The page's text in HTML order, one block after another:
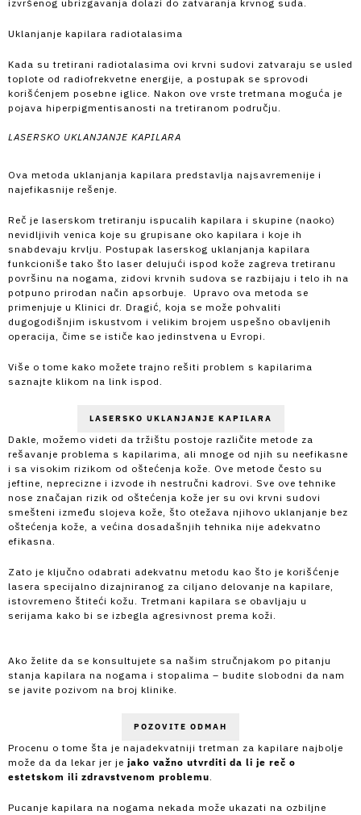
izvršenog ubrizgavanja dolazi do zatvaranja krvnog suda.
Uklanjanje kapilara radiotalasima
Kada su tretirani radiotalasima ovi krvni sudovi zatvaraju se usled
toplote od radiofrekvetne energije, a postupak se sprovodi
korišćenjem posebne iglice. Nakon ove vrste tretmana moguća je
pojava hiperpigmentisanosti na tretiranom području.
LASERSKO UKLANJANJE KAPILARA
Ova metoda uklanjanja kapilara predstavlja najsavremenije i
najefikasnije rešenje.
Reč je laserskom tretiranju ispucalih kapilara i skupine (naoko)
nevidljivih venica koje su grupisane oko kapilara i koje ih
snabdevaju krvlju. Postupak laserskog uklanjanja kapilara
funkcioniše tako što laser delujući ispod kože zagreva tretiranu
površinu na nogama, zidovi krvnih sudova se razbijaju i telo ih na
potpuno prirodan način apsorbuje. Upravo ova metoda se
primenjuje u Klinici dr. Dragić, koja se može pohvaliti
dugogodišnjim iskustvom i velikim brojem uspešno obavljenih
operacija, čime se ističe kao jedinstvena u Evropi.
Više o tome kako možete trajno rešiti problem s kapilarima
saznajte klikom na link ispod.
LASERSKO UKLANJANJE KAPILARA
Dakle, možemo videti da tržištu postoje različite metode za
rešavanje problema s kapilarima, ali mnoge od njih su neefikasne
i sa visokim rizikom od oštećenja kože. Ove metode često su
jeftine, neprecizne i izvode ih nestručni kadrovi. Sve ove tehnike
nose značajan rizik od oštećenja kože jer su ovi krvni sudovi
smešteni između slojeva kože, što otežava njihovo uklanjanje bez
oštećenja kože, a većina dosadašnjih tehnika nije adekvatno
efikasna.
Zato je ključno odabrati adekvatnu metodu kao što je korišćenje
lasera specijalno dizajniranog za ciljano delovanje na kapilare,
istovremeno štiteći kožu. Tretmani kapilara se obavljaju u
serijama kako bi se izbegla agresivnost prema koži.
Ako želite da se konsultujete sa našim stručnjakom po pitanju
stanja kapilara na nogama i stopalima – budite slobodni da nam
se javite pozivom na broj klinike.
POZOVITE ODMAH
Procenu o tome šta je najadekvatniji tretman za kapilare najbolje
može da da lekar jer je jako važno utvrditi da li je reč o
estetskom ili zdravstvenom problemu.
Pucanje kapilara na nogama nekada može ukazati na ozbiljne